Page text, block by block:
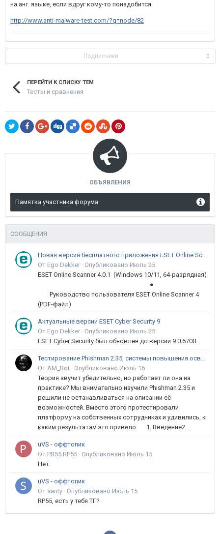
на анг. языке, если вдруг кому-то понадобится
http://www.anti-malware-test.com/?q=node/82
Подписчики 0
ПЕРЕЙТИ К СПИСКУ ТЕМ
Тесты и сравнения
ОБЪЯВЛЕНИЯ
Памятка участника форума
СООБЩЕНИЯ
Новая версия бесплатного приложения ESET Online Scanner доступна пользователям
От Ego Dekker · Опубликовано Июль 25
ESET Online Scanner 4.0.1 (Windows 10/11, 64-разрядная)
●
Руководство пользователя ESET Online Scanner 4
(PDF-файл)
Актуальные версии ESET Cyber Security 9
От Ego Dekker · Опубликовано Июль 25
ESET Cyber Security был обновлён до версии 9.0.6700.
Тестирование Phishman 2.35, системы повышения осведомлённости пользователей в сфере ИБ
От AM_Bot · Опубликовано Июль 16
Теория звучит убедительно, но работает ли она на
практике? Мы внимательно изучили Phishman 2.35 и
решили не останавливаться на описании её
возможностей. Вместо этого протестировали
платформу на собственных сотрудниках и удивились, к
каким результатам это привело. 1. Введение2...
uVS - оффтопик
От PR55.RP55 · Опубликовано Июль 15
Нет.
uVS - оффтопик
От santy · Опубликовано Июль 15
RP55, есть у тебя ТГ?